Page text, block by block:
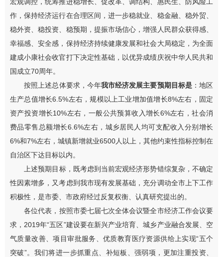
作，保持经济运行在合理区间，进一步稳就业、稳金融、稳外贸、
稳外资、稳投资、稳预期，提振市场信心，增强人民群众获得感、
幸福感、安全感，保持经济持续健康发展和社会大局稳定，为全面
建成小康社会收官打下决定性基础，以优异成绩庆祝中华人民共和
国成立70周年。
按照上述总体要求，今年我市经济发展主要预期目标是： 地区
生产总值增长6.5%左右，规模以上工业增加值增长8%左右，固定
资产投资增长10%左右，一般公共预算收入增长6%左右，社会消
费品零售总额增长6.6%左右，城乡居民人均可支配收入分别增长
6%和7%左右，城镇新增就业6500人以上，其他约束性指标控制在
自治区下达目标以内。
上述预期目标，既考虑到当前宏观经济形势错综复杂，不确定
性因素增多，又考虑到我市现有发展基础，充分调动全市上下工作
积极性，是市委、市政府经过反复权衡、认真研究提出的。
各位代表，按照市委七届七次全体会议暨全市经济工作会议要
求， 2019年“五区”建设要在新兴产业培育、城乡产业融合发展、空
气质量改善、项目审批服务、优质教育医疗资源供给上实现“五个
突破”。 我们将进一步抓重点、补短板、强弱项，更加注重投资、